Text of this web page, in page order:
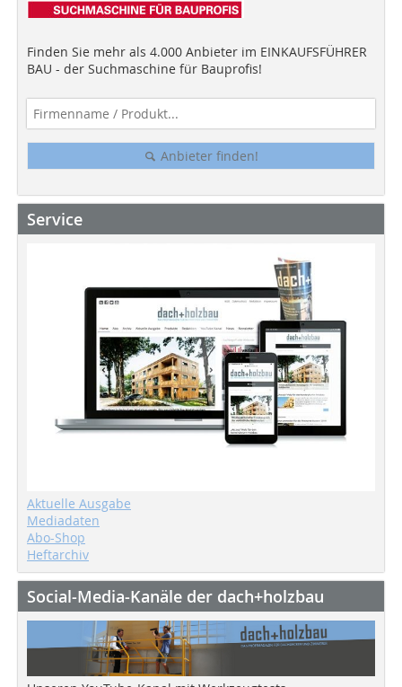
Finden Sie mehr als 4.000 Anbieter im EINKAUFSFÜHRER
BAU - der Suchmaschine für Bauprofis!
Anbieter finden!
Service
Aktuelle Ausgabe
Mediadaten
Abo-Shop
Heftarchiv
Social-Media-Kanäle der dach+holzbau